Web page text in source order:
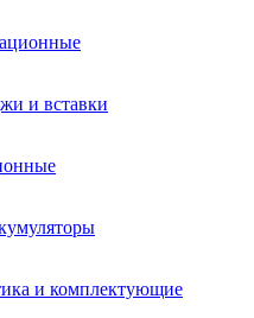
и вставки
и комплектующие